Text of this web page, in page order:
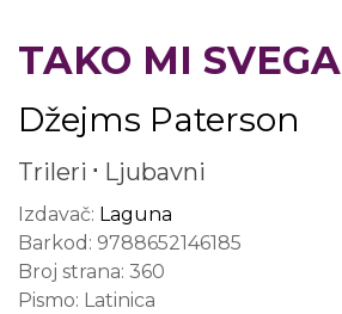
TAKO MI SVEGA
Džejms Paterson
Trileri Ljubavni
Izdavač: Laguna
Barkod: 9788652146185
Broj strana: 360
Pismo: Latinica